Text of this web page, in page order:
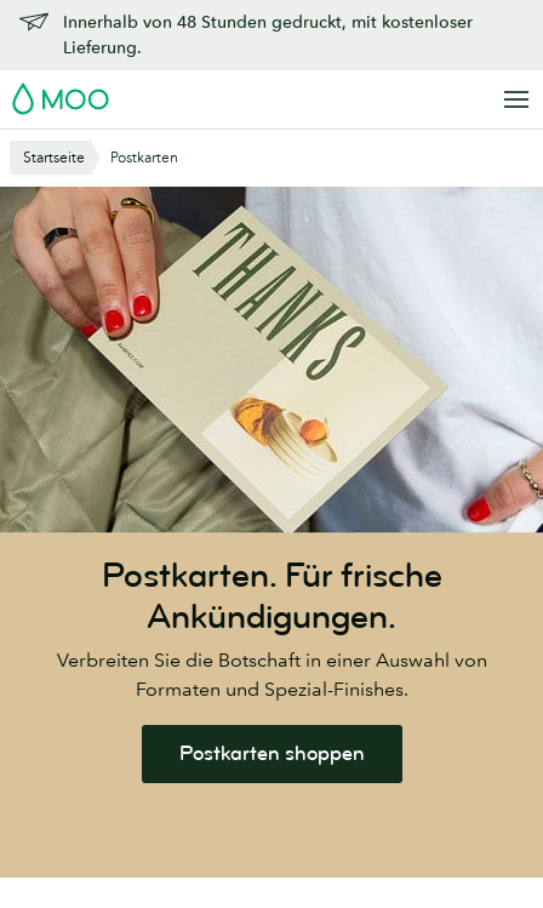
Zu
Hauptinhalt
Innerhalb von 48 Stunden gedruckt, mit kostenloser
Lieferung.
MOO
Startseite Postkarten
Postkarten. Für frische
Ankündigungen.
Verbreiten Sie die Botschaft in einer Auswahl von
Formaten und Spezial-Finishes.
Postkarten shoppen